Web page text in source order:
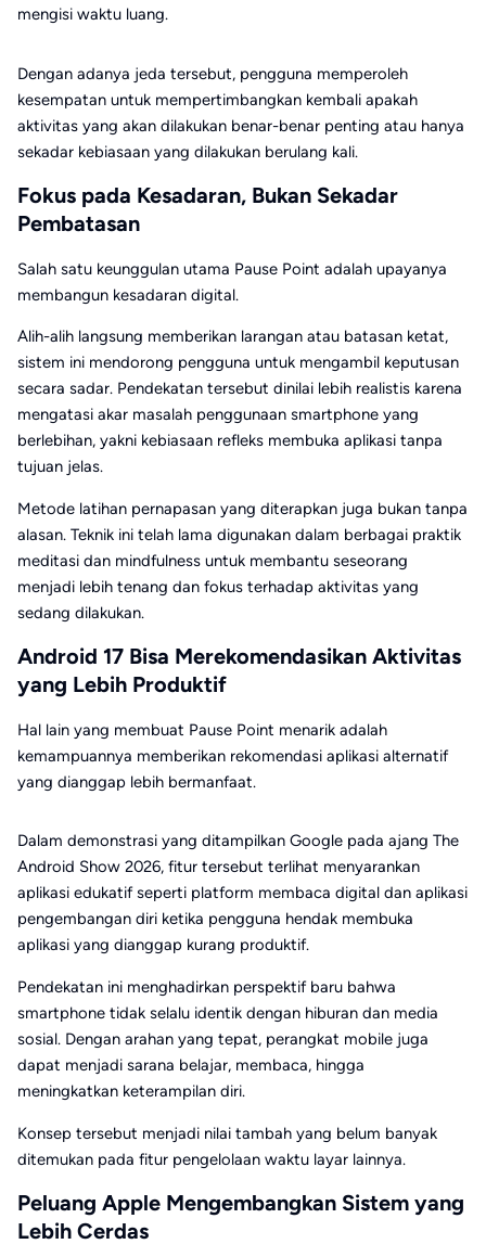
mengisi waktu luang.
Dengan adanya jeda tersebut, pengguna memperoleh
kesempatan untuk mempertimbangkan kembali apakah
aktivitas yang akan dilakukan benar-benar penting atau hanya
sekadar kebiasaan yang dilakukan berulang kali.
Fokus pada Kesadaran, Bukan Sekadar
Pembatasan
Salah satu keunggulan utama Pause Point adalah upayanya
membangun kesadaran digital.
Alih-alih langsung memberikan larangan atau batasan ketat,
sistem ini mendorong pengguna untuk mengambil keputusan
secara sadar. Pendekatan tersebut dinilai lebih realistis karena
mengatasi akar masalah penggunaan smartphone yang
berlebihan, yakni kebiasaan refleks membuka aplikasi tanpa
tujuan jelas.
Metode latihan pernapasan yang diterapkan juga bukan tanpa
alasan. Teknik ini telah lama digunakan dalam berbagai praktik
meditasi dan mindfulness untuk membantu seseorang
menjadi lebih tenang dan fokus terhadap aktivitas yang
sedang dilakukan.
Android 17 Bisa Merekomendasikan Aktivitas
yang Lebih Produktif
Hal lain yang membuat Pause Point menarik adalah
kemampuannya memberikan rekomendasi aplikasi alternatif
yang dianggap lebih bermanfaat.
Dalam demonstrasi yang ditampilkan Google pada ajang The
Android Show 2026, fitur tersebut terlihat menyarankan
aplikasi edukatif seperti platform membaca digital dan aplikasi
pengembangan diri ketika pengguna hendak membuka
aplikasi yang dianggap kurang produktif.
Pendekatan ini menghadirkan perspektif baru bahwa
smartphone tidak selalu identik dengan hiburan dan media
sosial. Dengan arahan yang tepat, perangkat mobile juga
dapat menjadi sarana belajar, membaca, hingga
meningkatkan keterampilan diri.
Konsep tersebut menjadi nilai tambah yang belum banyak
ditemukan pada fitur pengelolaan waktu layar lainnya.
Peluang Apple Mengembangkan Sistem yang
Lebih Cerdas